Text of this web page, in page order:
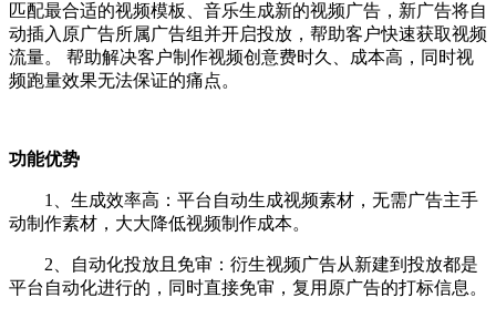
匹配最合适的视频模板、音乐生成新的视频广告，新广告将自
动插入原广告所属广告组并开启投放，帮助客户快速获取视频
流量。 帮助解决客户制作视频创意费时久、成本高，同时视
频跑量效果无法保证的痛点。
功能优势
1、生成效率高：平台自动生成视频素材，无需广告主手
动制作素材，大大降低视频制作成本。
2、自动化投放且免审：衍生视频广告从新建到投放都是
平台自动化进行的，同时直接免审，复用原广告的打标信息。